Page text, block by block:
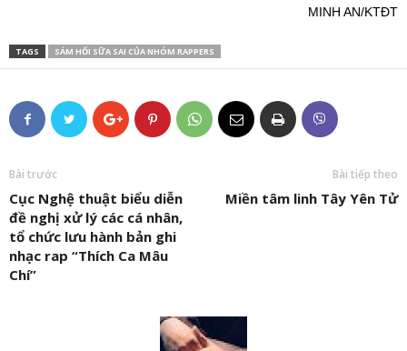
MINH AN/KTĐT
TAGS SÁM HỐI SỮA SAI CỦA NHÓM RAPPERS
Bài trước
Cục Nghệ thuật biểu diễn
đề nghị xử lý các cá nhân,
tổ chức lưu hành bản ghi
nhạc rap “Thích Ca Mâu
Chí”
Bài tiếp theo
Miền tâm linh Tây Yên Tử